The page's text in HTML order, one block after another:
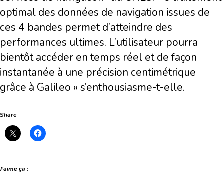
optimal des données de navigation issues de
ces 4 bandes permet d’atteindre des
performances ultimes. L’utilisateur pourra
bientôt accéder en temps réel et de façon
instantanée à une précision centimétrique
grâce à Galileo » s’enthousiasme-t-elle.
Share
J’aime ça :